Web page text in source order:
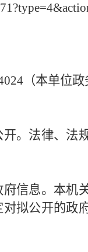
（本单位
。法律、法
信息。本机
拟公开的政